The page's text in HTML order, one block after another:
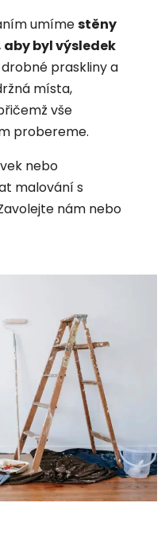
umímestěny
byl výsledek
praskliny a
místa,
vše
probereme.
nebo
malování s
nám nebo